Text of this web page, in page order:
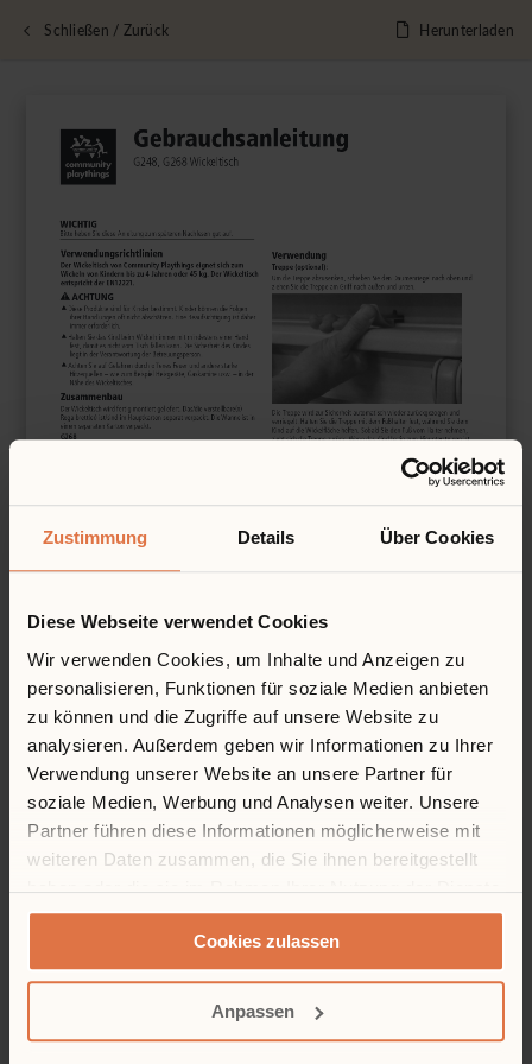
Zustimmung Details Über Cookies
Diese Webseite verwendet Cookies
Wir verwenden Cookies, um Inhalte und Anzeigen zu
personalisieren, Funktionen für soziale Medien anbieten
zu können und die Zugriffe auf unsere Website zu
analysieren. Außerdem geben wir Informationen zu Ihrer
Verwendung unserer Website an unsere Partner für
soziale Medien, Werbung und Analysen weiter. Unsere
Partner führen diese Informationen möglicherweise mit
weiteren Daten zusammen, die Sie ihnen bereitgestellt
haben oder die sie im Rahmen Ihrer Nutzung der Dienste
gesammelt haben.
Cookies zulassen
Anpassen
Schließen / Zurück Herunterladen